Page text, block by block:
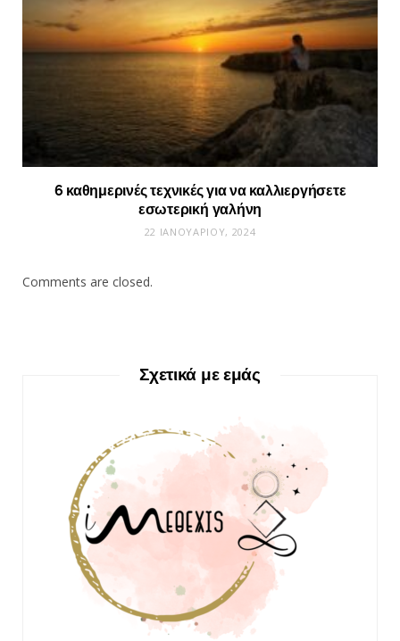
6 καθημερινές τεχνικές για να καλλιεργήσετε
εσωτερική γαλήνη
22 ΙΑΝΟΥΑΡΊΟΥ, 2024
Comments are closed.
Σχετικά με εμάς